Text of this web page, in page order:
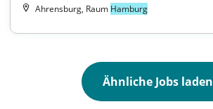
Ahrensburg, Raum Hamburg
Ähnliche Jobs laden